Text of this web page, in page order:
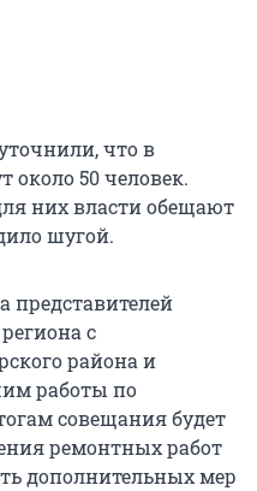
что в
около 50 человек.
них власти обещают
шугой.
представителей
с
района и
работы по
совещания будет
ремонтных работ
дополнительных мер